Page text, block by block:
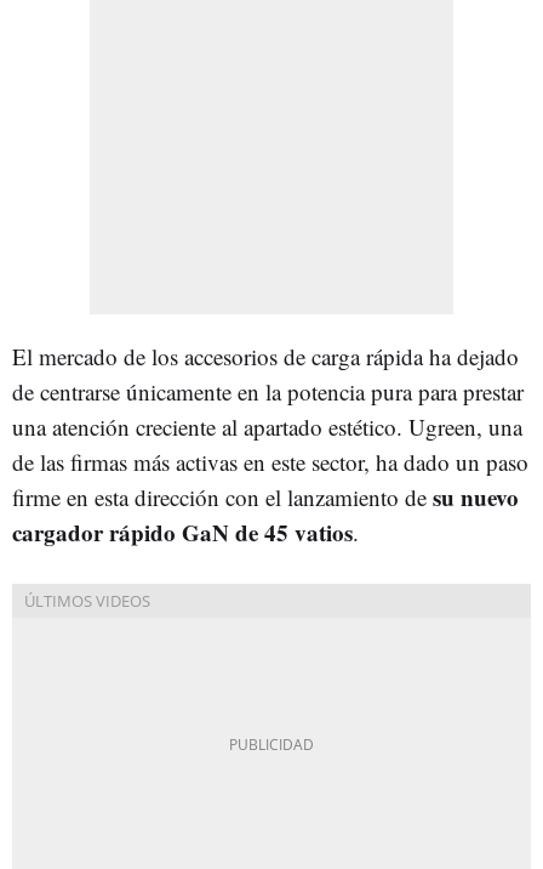
El mercado de los accesorios de carga rápida ha dejado
de centrarse únicamente en la potencia pura para prestar
una atención creciente al apartado estético. Ugreen, una
de las firmas más activas en este sector, ha dado un paso
firme en esta dirección con el lanzamiento de su nuevo
cargador rápido GaN de 45 vatios.